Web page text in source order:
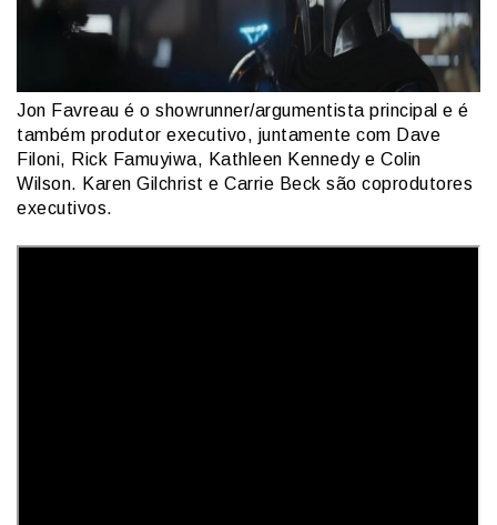
Jon Favreau é o showrunner/argumentista principal e é
também produtor executivo, juntamente com Dave
Filoni, Rick Famuyiwa, Kathleen Kennedy e Colin
Wilson. Karen Gilchrist e Carrie Beck são coprodutores
executivos.